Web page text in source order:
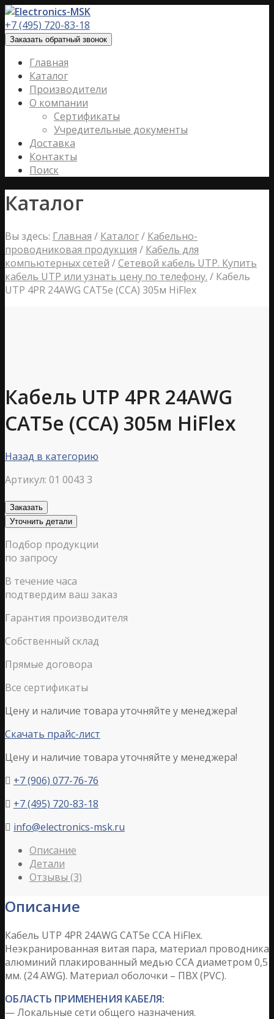
+7 (495) 720-83-18
Заказать обратный звонок
Главная
Каталог
Производители
О компании
Сертификаты
Учредительные документы
Доставка
Контакты
Поиск
Каталог
Вы здесь: Главная / Каталог/ Кабельно-
проводниковая продукция / Кабель для
компьютерных сетей /Сетевой кабель UTP. Купить
кабель UTP или узнать цену по телефону. / Кабель
UTP 4PR 24AWG CAT5e (ССА) 305м HiFlex
Кабель UTP 4PR 24AWG
CAT5e (ССА) 305м HiFlex
Назад в категорию
Артикул: 01 0043 3
Заказать
Уточнить детали
Подбор продукции
по запросу
В течение часа
подтвердим ваш заказ
Гарантия производителя
Собственный склад
Прямые договора
Все сертификаты
Цену и наличие товара уточняйте у менеджера!
Скачать прайс-лист
Цену и наличие товара уточняйте у менеджера!
 +7 (906) 077-76-76
 +7 (495) 720-83-18
 info@electronics-msk.ru
Описание
Детали
Отзывы (3)
Описание
Кабель UTP 4PR 24AWG CAT5e CCA HiFlex.
Неэкранированная витая пара, материал проводника
алюминий плакированный медью CCA диаметром 0,5
мм. (24 AWG). Материал оболочки – ПВХ (PVC).
ОБЛАСТЬ ПРИМЕНЕНИЯ КАБЕЛЯ:
— Локальные сети общего назначения.